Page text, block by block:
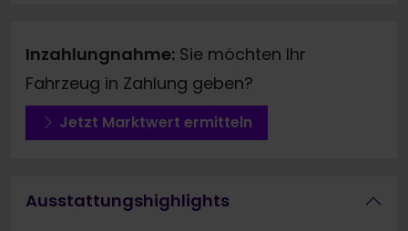
Inzahlungnahme: Sie möchten Ihr
Fahrzeug in Zahlung geben?
Jetzt Marktwert ermitteln
Ausstattungshighlights